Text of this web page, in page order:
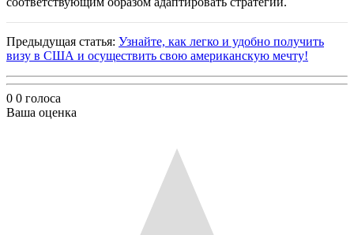
Предыдущая статья: Узнайте, как легко и удобно получить
визу в США и осуществить свою американскую мечту!
0 0 голоса
Ваша оценка